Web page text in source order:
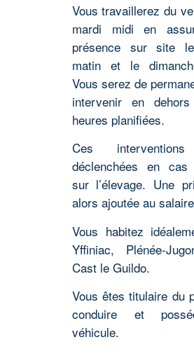
Vous travaillerez du
mardi midi en
présence sur site
matin et le
Vous serez de
intervenir en
heures planifiées.
Ces
déclenchées en cas
sur l’élevage. Une
alors ajoutée au
Vous habitez
Yffiniac, Plénée-
Cast le Guildo.
Vous êtes titulaire du
conduire et
véhicule.